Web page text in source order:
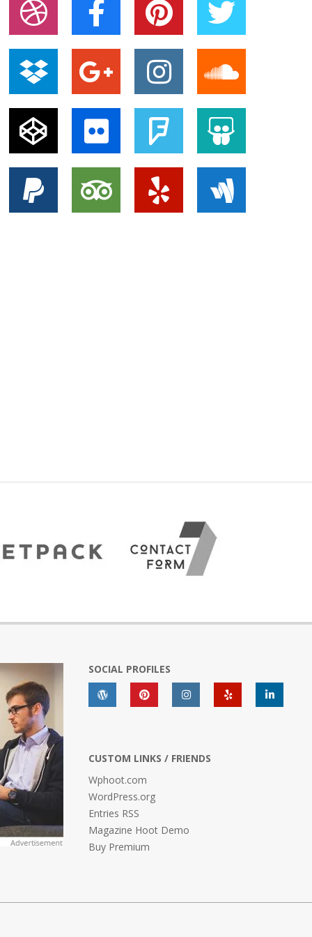
SOCIAL PROFILES
CUSTOM LINKS / FRIENDS
Wphoot.com
WordPress.org
Entries RSS
Magazine Hoot Demo
Buy Premium